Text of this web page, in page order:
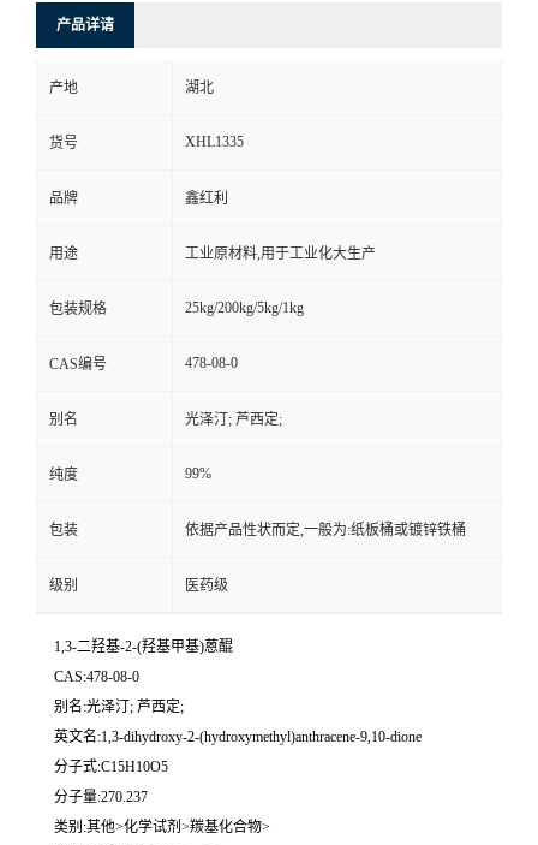
产品详请
产地 湖北
货号 XHL1335
品牌 鑫红利
用途 工业原材料,用于工业化大生产
包装规格 25kg/200kg/5kg/1kg
CAS编号 478-08-0
别名 光泽汀; 芦西定;
纯度 99%
包装 依据产品性状而定,一般为:纸板桶或镀锌铁桶
级别 医药级
1,3-二羟基-2-(羟基甲基)蒽醌
CAS:478-08-0
别名:光泽汀; 芦西定;
英文名:1,3-dihydroxy-2-(hydroxymethyl)anthracene-9,10-dione
分子式:C15H10O5
分子量:270.237
类别:其他>化学试剂>羰基化合物>